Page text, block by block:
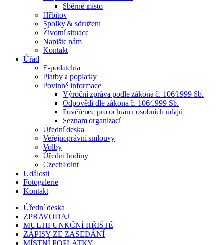
Sběrné místo
Hřbitov
Spolky & sdružení
Životní situace
Napište nám
Kontakt
Úřad
E-podatelna
Platby a poplatky
Povinné informace
Výroční zpráva podle zákona č. 106⁄1999 Sb.
Odpovědi dle zákona č. 106⁄1999 Sb.
Pověřenec pro ochranu osobních údajů
Seznam organizací
Úřední deska
Veřejnoprávní smlouvy
Volby
Úřední hodiny
CzechPoint
Události
Fotogalerie
Kontakt
Úřední deska
ZPRAVODAJ
MULTIFUNKČNÍ HŘIŠTĚ
ZÁPISY ZE ZASEDÁNÍ
MÍSTNÍ POPLATKY